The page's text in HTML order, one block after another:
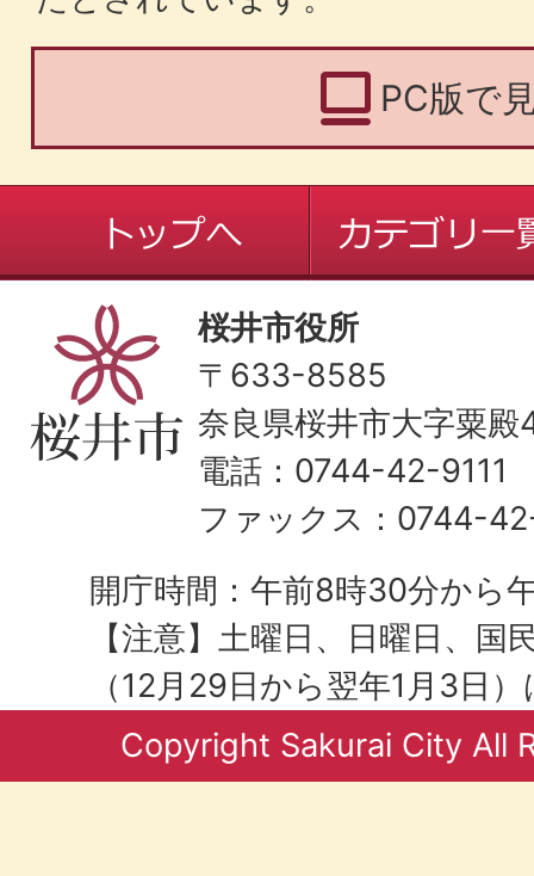
PC版で
桜井市役所
〒633-8585
奈良県桜井市大字粟
電話：0744-42-9111
ファックス：0744-
開庁時間：午前8時30分から
【注意】土曜日、日曜日、国
（12月29日から翌年1月3日
Copyright Sakurai City All